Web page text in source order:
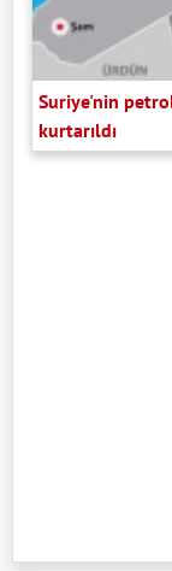
Suriye'nin
kurtarıldı